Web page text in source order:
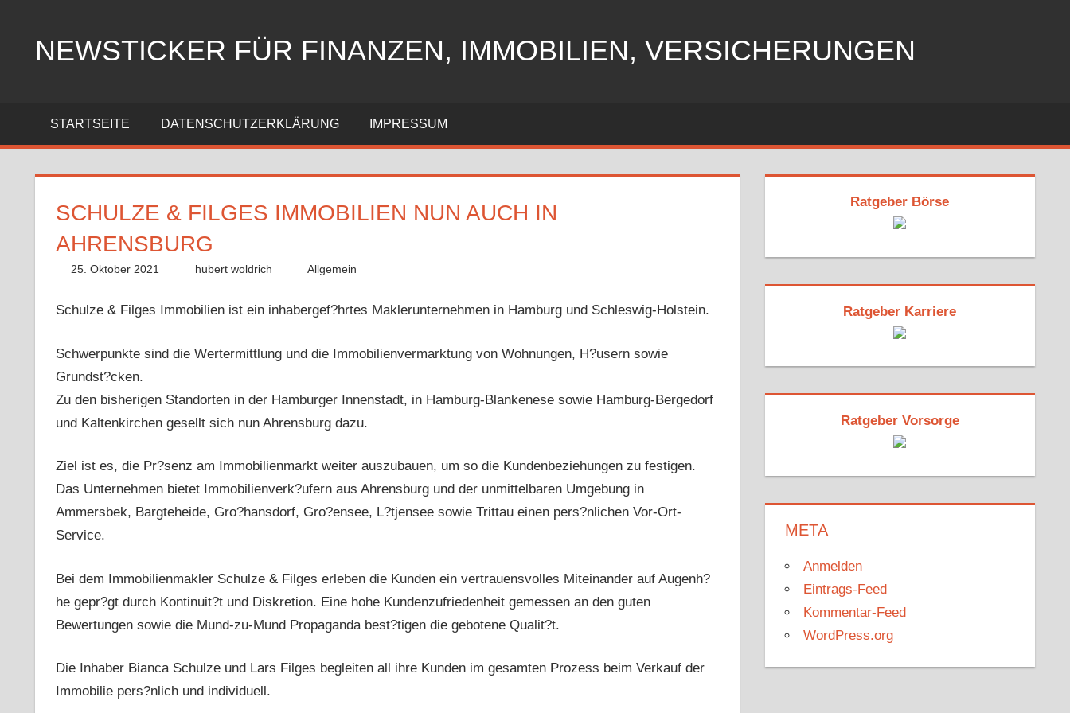
springenNEWSTICKER FÜR FINANZEN, IMMOBILIEN, VERSICHERUNGEN
STARTSEITE DATENSCHUTZERKLÄRUNG IMPRESSUM
SCHULZE & FILGES IMMOBILIEN NUN AUCH IN
AHRENSBURG
25. Oktober 2021 hubert woldrich Allgemein
Schulze & Filges Immobilien ist ein inhabergef?hrtes Maklerunternehmen in Hamburg und Schleswig-Holstein.
Schwerpunkte sind die Wertermittlung und die Immobilienvermarktung von Wohnungen, H?usern sowie
Grundst?cken.
Zu den bisherigen Standorten in der Hamburger Innenstadt, in Hamburg-Blankenese sowie Hamburg-Bergedorf
und Kaltenkirchen gesellt sich nun Ahrensburg dazu.
Ziel ist es, die Pr?senz am Immobilienmarkt weiter auszubauen, um so die Kundenbeziehungen zu festigen.
Das Unternehmen bietet Immobilienverk?ufern aus Ahrensburg und der unmittelbaren Umgebung in
Ammersbek, Bargteheide, Gro?hansdorf, Gro?ensee, L?tjensee sowie Trittau einen pers?nlichen Vor-Ort-
Service.
Bei dem Immobilienmakler Schulze & Filges erleben die Kunden ein vertrauensvolles Miteinander auf Augenh?
he gepr?gt durch Kontinuit?t und Diskretion. Eine hohe Kundenzufriedenheit gemessen an den guten
Bewertungen sowie die Mund-zu-Mund Propaganda best?tigen die gebotene Qualit?t.
Die Inhaber Bianca Schulze und Lars Filges begleiten all ihre Kunden im gesamten Prozess beim Verkauf der
Immobilie pers?nlich und individuell.
Ratgeber Börse
Ratgeber Karriere
Ratgeber Vorsorge
META
Anmelden
Eintrags-Feed
Kommentar-Feed
WordPress.org